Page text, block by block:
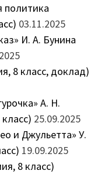
политика
03.11.2025
И. А. Бунина
8 класс, доклад)
А. Н.
25.09.2025
и Джульетта» У.
19.09.2025
8 класс)